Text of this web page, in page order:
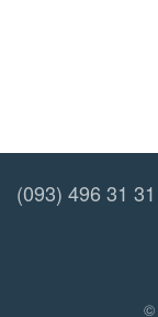
(093) 496 31 31
©